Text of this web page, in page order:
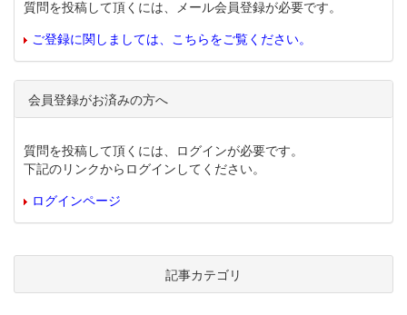
質問を投稿して頂くには、メール会員登録が必要です。
ご登録に関しましては、こちらをご覧ください。
会員登録がお済みの方へ
質問を投稿して頂くには、ログインが必要です。
下記のリンクからログインしてください。
ログインページ
記事カテゴリ